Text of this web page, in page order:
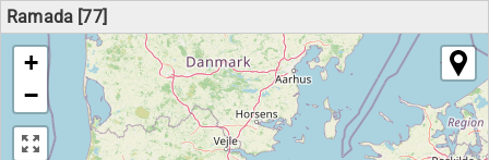
Ramada [77]
+
−